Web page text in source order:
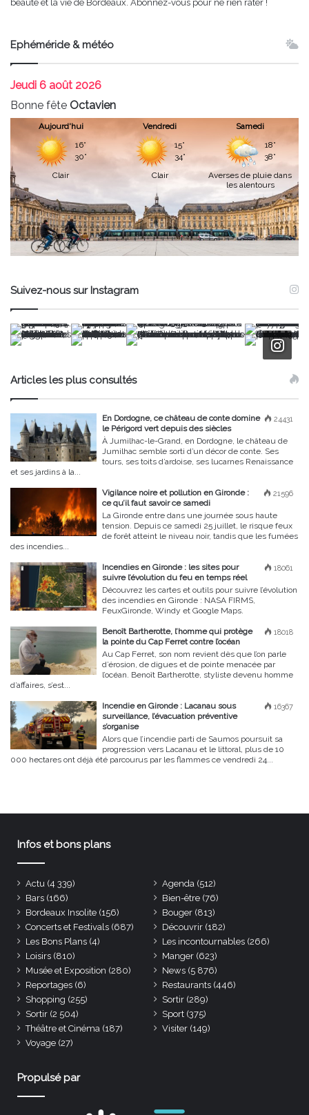
beauté et la vie de Bordeaux. Abonnez-vous pour ne rien rater !
Ephéméride & météo
Jeudi 6 août 2026
Bonne fête Octavien
Aujourd'hui
16°
30°
Clair
Vendredi
15°
34°
Clair
Samedi
18°
38°
Averses de pluie dans
les alentours
Suivez-nous sur Instagram
Articles les plus consultés
24431
En Dordogne, ce château de conte domine
le Périgord vert depuis des siècles
À Jumilhac-le-Grand, en Dordogne, le château de
Jumilhac semble sorti d’un décor de conte. Ses
tours, ses toits d’ardoise, ses lucarnes Renaissance
et ses jardins à la...
21596
Vigilance noire et pollution en Gironde :
ce qu’il faut savoir ce samedi
La Gironde entre dans une journée sous haute
tension. Depuis ce samedi 25 juillet, le risque feux
de forêt atteint le niveau noir, tandis que les fumées
des incendies...
18061
Incendies en Gironde : les sites pour
suivre l’évolution du feu en temps réel
Découvrez les cartes et outils pour suivre l’évolution
des incendies en Gironde : NASA FIRMS,
FeuxGironde, Windy et Google Maps.
18018
Benoît Bartherotte, l’homme qui protège
la pointe du Cap Ferret contre l’océan
Au Cap Ferret, son nom revient dès que l’on parle
d’érosion, de digues et de pointe menacée par
l’océan. Benoît Bartherotte, styliste devenu homme
d’affaires, s’est...
16367
Incendie en Gironde : Lacanau sous
surveillance, l’évacuation préventive
s’organise
Alors que l’incendie parti de Saumos poursuit sa
progression vers Lacanau et le littoral, plus de 10
000 hectares ont déjà été parcourus par les flammes ce vendredi 24...
Infos et bons plans
Actu (4 339) Agenda (512)
Bars (166) Bien-être (76)
Bordeaux Insolite (156) Bouger (813)
Concerts et Festivals (687) Découvrir (182)
Les Bons Plans (4) Les incontournables (266)
Loisirs (810) Manger (623)
Musée et Exposition (280) News (5 876)
Reportages (6) Restaurants (446)
Shopping (255) Sortir (289)
Sortir (2 504) Sport (375)
Théâtre et Cinéma (187) Visiter (149)
Voyage (27)
Propulsé par